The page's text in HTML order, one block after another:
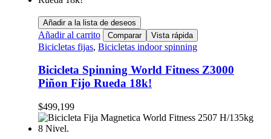
Añadir a la lista de deseos
Añadir al carrito Comparar Vista rápida
Bicicletas fijas, Bicicletas indoor spinning
Bicicleta Spinning World Fitness Z3000
Piñon Fijo Rueda 18k!
$499,199